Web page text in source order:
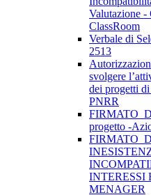
Valutazione
ClassRoom
Verbale di
2513
svolgere
dei progetti
PNRR
progetto -
INTERESSI
MENAGER